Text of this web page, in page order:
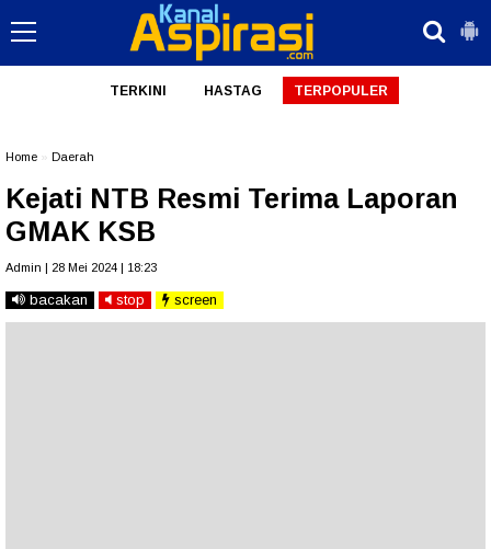
TERKINI HASTAG TERPOPULER
Home Daerah
Kejati NTB Resmi Terima Laporan
GMAK KSB
Admin | 28 Mei 2024 | 18:23
bacakan stop screen